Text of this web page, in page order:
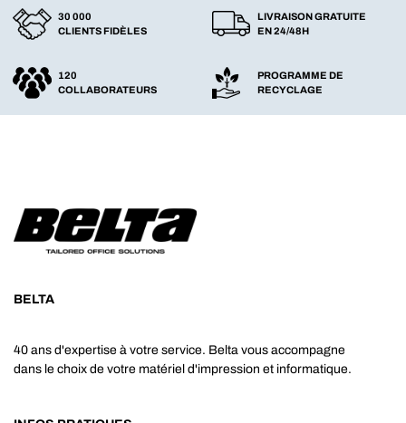
30 000
CLIENTS FIDÈLES
LIVRAISON GRATUITE
EN 24/48H
120
COLLABORATEURS
PROGRAMME DE
RECYCLAGE
BELTA
40 ans d'expertise à votre service. Belta vous accompagne
dans le choix de votre matériel d'impression et informatique.